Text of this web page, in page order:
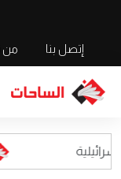
إتصل بنا من